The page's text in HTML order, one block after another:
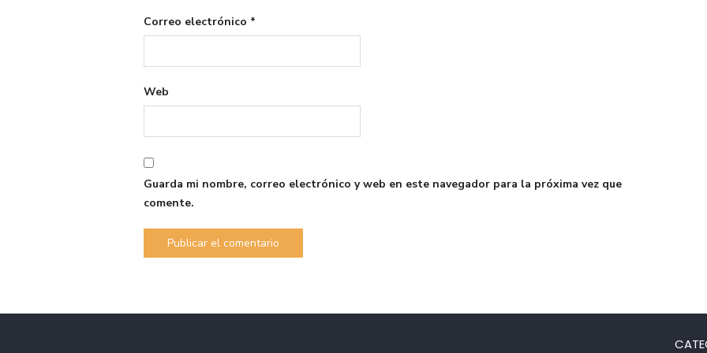
Correo electrónico *
Web
Guarda mi nombre, correo electrónico y web en este navegador para la próxima vez que
comente.